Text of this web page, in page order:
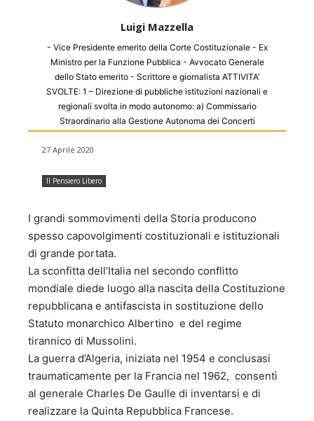
Luigi Mazzella
- Vice Presidente emerito della Corte Costituzionale - Ex
Ministro per la Funzione Pubblica - Avvocato Generale
dello Stato emerito - Scrittore e giornalista ATTIVITA’
SVOLTE: 1 – Direzione di pubbliche istituzioni nazionali e
regionali svolta in modo autonomo: a) Commissario
Straordinario alla Gestione Autonoma dei Concerti
dell’Accademia Nazionale di Santa Cecilia dal 1974 al
1978 (nominato dal Ministro dello Spettacolo On. Adolfo
Nazionale d’Arte drammatica “Silvio d’Amico” dal 1979 al
dell’IDISU (poi ADISU) Università di Tor Vergata di Roma,
dal 1993 al 1997, nominato dalla Regione Lazio. d) Vice
Presidente del Consiglio di Amministrazione della Banca
Nazionale del Lavoro – Sezione Autonoma di Credito
Cinematografico (SACC) dal 1984 al 1990. e) Vice
Presidente del Consiglio Direttivo dell’Accademia
Filarmonica Romana, plurisecolare istituzione musicale di
rilevanza nazionale. f) Membro del Consiglio Direttivo
dell’Ente Autonomo “La Biennale di Venezia” per due
mandati consecutivi. 2 – Incarichi direttivi in Gabinetti
Ministeriali: a) Vice Presidenza del Consiglio dei Ministri
dal 1970 al 1973 (Vice Capo di Gabinetto). b) Ministero dei
lavori pubblici dal 1973 al 1975 (Capo dell’Ufficio
Legislativo). c) Ministero della difesa dal 1979 al 1983
27 Aprile 2020
Il Pensiero Libero
I grandi sommovimenti della Storia producono
spesso capovolgimenti costituzionali e istituzionali
di grande portata.
La sconfitta dell’Italia nel secondo conflitto
mondiale diede luogo alla nascita della Costituzione
repubblicana e antifascista in sostituzione dello
Statuto monarchico Albertino e del regime
tirannico di Mussolini.
La guerra d’Algeria, iniziata nel 1954 e conclusasi
traumaticamente per la Francia nel 1962, consentì
al generale Charles De Gaulle di inventarsi e di
realizzare la Quinta Repubblica Francese.